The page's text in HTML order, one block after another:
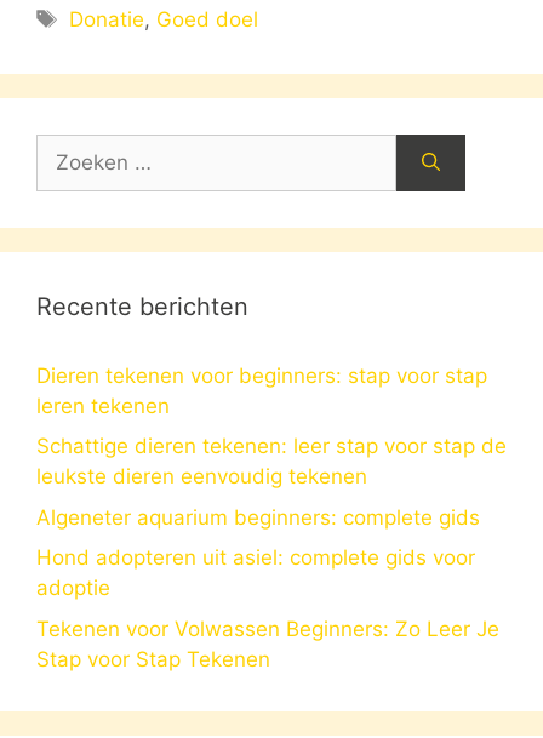
Tags
Donatie, Goed doel
naar:
Recente berichten
Dieren tekenen voor beginners: stap voor stap
leren tekenen
Schattige dieren tekenen: leer stap voor stap de
leukste dieren eenvoudig tekenen
Algeneter aquarium beginners: complete gids
Hond adopteren uit asiel: complete gids voor
adoptie
Tekenen voor Volwassen Beginners: Zo Leer Je
Stap voor Stap Tekenen